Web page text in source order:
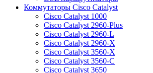
Коммутаторы Cisco Catalyst
Cisco Catalyst 1000
Cisco Catalyst 2960-Plus
Cisco Catalyst 2960-L
Cisco Catalyst 2960-X
Cisco Catalyst 3560-X
Cisco Catalyst 3560-C
Cisco Catalyst 3650